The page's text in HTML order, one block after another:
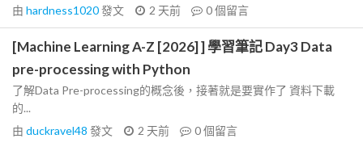
由 hardness1020發文 2 天前 0個留言
[Machine Learning A-Z [2026] ] 學習筆記 Day3 Data
pre-processing with Python
了解Data Pre-processing的概念後，接著就是要實作了 資料下載
的...
由 duckravel48 發文 2 天前 0個留言